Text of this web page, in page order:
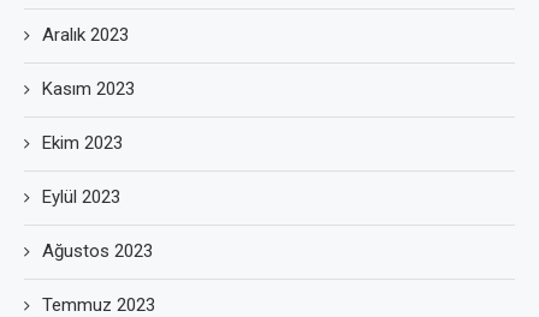
Aralık 2023
Kasım 2023
Ekim 2023
Eylül 2023
Ağustos 2023
Temmuz 2023